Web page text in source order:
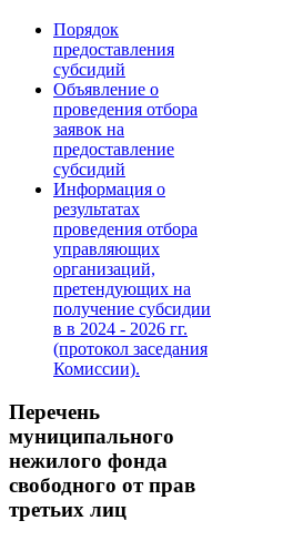
Порядок
предоставления
субсидий
Объявление о
проведения отбора
заявок на
предоставление
субсидий
Информация о
результатах
проведения отбора
управляющих
организаций,
претендующих на
получение субсидии
в в 2024 - 2026 гг.
(протокол заседания
Комиссии).
Перечень
муниципального
нежилого фонда
свободного от прав
третьих лиц